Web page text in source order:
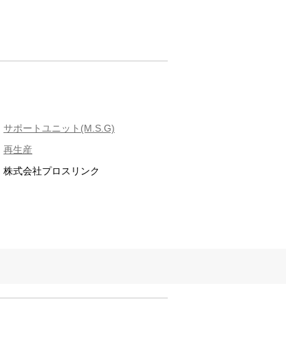
サポートユニット(M.S.G)
再生産
株式会社プロスリンク